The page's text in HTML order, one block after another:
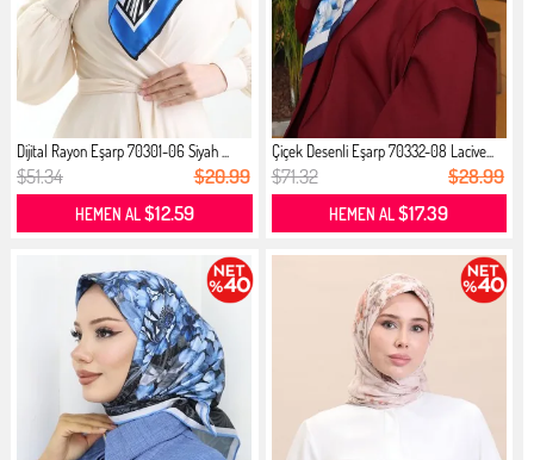
Dijital Rayon Eşarp 70301-06 Siyah ...
$51.34 $20.99
HEMEN AL$12.59
Çiçek Desenli Eşarp 70332-08 Lacive...
$71.32 $28.99
HEMEN AL$17.39